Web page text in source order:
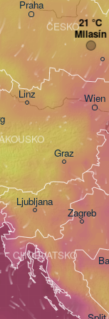
Praha
ČESKO
Wien
Zagreb
Linz
Ljubljana
Graz
CHORVATSKO
Milasín